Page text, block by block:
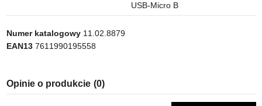
USB-Micro B
Numer katalogowy 11.02.8879
EAN13 7611990195558
Opinie o produkcie (0)